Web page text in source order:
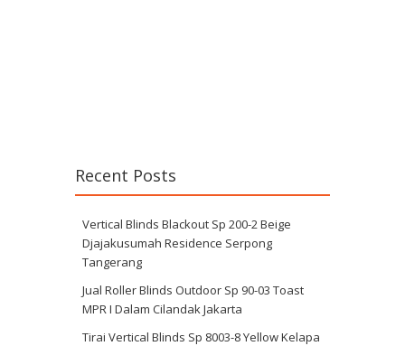
Recent Posts
Vertical Blinds Blackout Sp 200-2 Beige
Djajakusumah Residence Serpong
Tangerang
Jual Roller Blinds Outdoor Sp 90-03 Toast
MPR I Dalam Cilandak Jakarta
Tirai Vertical Blinds Sp 8003-8 Yellow Kelapa